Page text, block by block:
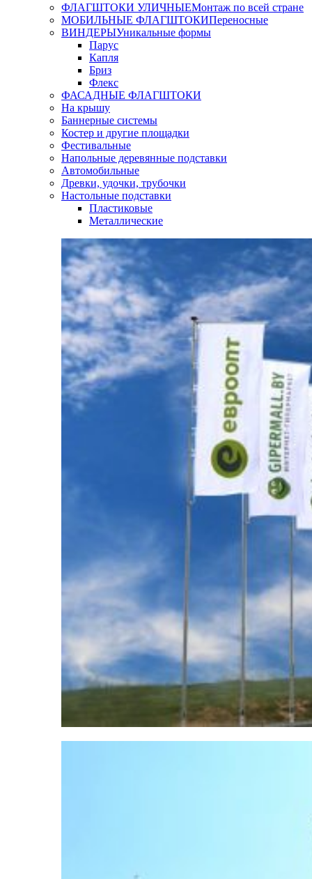
ФЛАГШТОКИ УЛИЧНЫЕМонтаж по всей стране
МОБИЛЬНЫЕ ФЛАГШТОКИПереносные
ВИНДЕРЫУникальные формы
Парус
Капля
Бриз
Флекс
ФАСАДНЫЕ ФЛАГШТОКИ
На крышу
Баннерные системы
Костер и другие площадки
Фестивальные
Напольные деревянные подставки
Автомобильные
Древки, удочки, трубочки
Настольные подставки
Пластиковые
Металлические